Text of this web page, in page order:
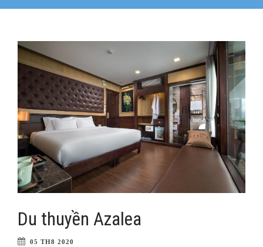
Du thuyền Azalea
05 TH8 2020